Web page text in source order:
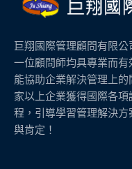
巨翔國際管理顧問有限
一位顧問師均具專業而有
能協助企業解決管理上
家以上企業獲得國際各
程，引導學習管理解決
與肯定！